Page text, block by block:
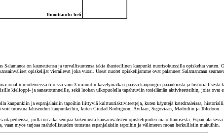
Ilmoittaudu heti
on kauneutensa ja turvallisuutensa takia ihanteellinen kaupunki nuorisokurssilla opiskelua
opiskelijat vierailevat joka vuosi. Useat nuoret opiskelijamme ovat palanneet Salamancaan
moderneissa tiloissa vain 3 minuutin kävelymatkan päässä kaupungin pääaukiosta ja
kielioppi- ja sanastotunneille, sekä luokan ulkopuolella tapahtuviin tosielämän aktiviteetteihin, joita ovat
kaupunkiin ja espanjalaisiin tapoihin liittyviä kulttuuriaktiviteetteja, kuten käyntejä katedraaleissa,
tutustua lähiseudun kaupunkeihin, kuten Ciudad Rodrigoon, Ávilaan, Segoviaan, Madridiin ja Toledoon.
joilla on aikaisempaa kokemusta kansainvälisten opiskelijoiden majoittamisesta.
vaan myös tarjoaa mahdollisuuden tutustua espanjalaisiin tapoihin ja välimeren ruoan herkullisiin makuihin.